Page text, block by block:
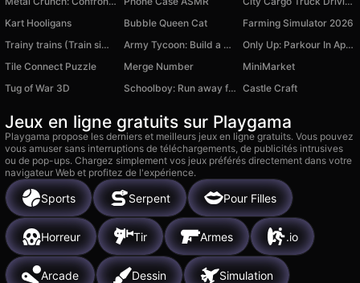
Kart Hooligans
Bubble Queen Cat
Farming Simulator 2026
Trainy trains (Train simulator)
Army Tycoon: Build a Base
Only Up: Parkour In Apocalypse
Tile Connect Puzzle
Merge Number
MiniMarket
Tug of War 3D
Schoolboy: Run away from your parents! Castle Craft
Jeux en ligne gratuits sur Playgama
Playgama propose les derniers et meilleurs jeux en ligne gratuits. Vous pouvez
vous amuser sans interruptions de téléchargements, de publicités intrusives
ou de pop-ups. Chargez simplement vos jeux préférés directement dans votre
navigateur Web et profitez de l'expérience.
Sports Serpent Pour Filles
Horreur Tir Armes .io
Arcade Dessin Simulation